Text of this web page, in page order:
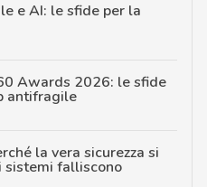
e AI: le sfide per la
Awards 2026: le sfide
antifragile
la vera sicurezza si
sistemi falliscono